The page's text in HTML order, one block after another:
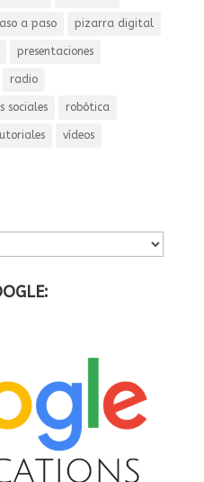
a paso pizarra digital
presentaciones
radio
sociales robótica
vídeos